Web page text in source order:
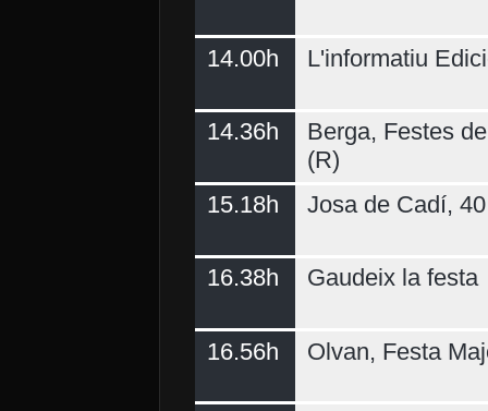
14.00h L'informatiu
14.36h
Berga, Festes
(R)
15.18h
Josa de Cadí,
16.38h Gaudeix la festa
16.56h Olvan, Festa